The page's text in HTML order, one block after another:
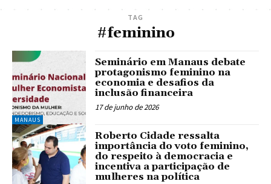
TAG
#feminino
MANAUS
Seminário em Manaus debate
protagonismo feminino na
economia e desafios da
inclusão financeira
17 de junho de 2026
Roberto Cidade ressalta
importância do voto feminino,
do respeito à democracia e
incentiva a participação de
mulheres na política